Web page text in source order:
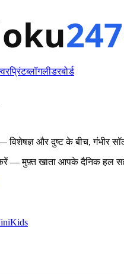
प्रिंटब्लॉगलीडरबोर्ड
विशेषज्ञ और दुष्ट के बीच, गंभीर
— मुफ़्त खाता आपके दैनिक हल
Kids